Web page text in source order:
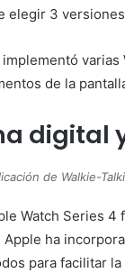
elegir 3
de la
digital
de Walkie-
Watch Series
ha
para facilitar